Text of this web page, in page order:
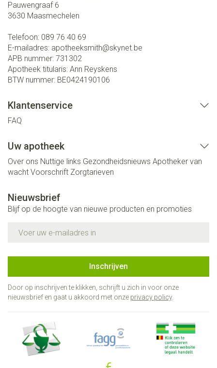
Pauwengraaf 6
3630 Maasmechelen
Telefoon: 089 76 40 69
E-mailadres: apotheeksmith@skynet.be
APB nummer: 731302
Apotheek titularis: Ann Reyskens
BTW nummer: BE0424190106
Klantenservice
FAQ
Uw apotheek
Over ons Nuttige links Gezondheidsnieuws Apotheker van
wacht Voorschrift Zorgtarieven
Nieuwsbrief
Blijf op de hoogte van nieuwe producten en promoties
Inschrijven
Door op inschrijven te klikken, schrijft u zich in voor onze
nieuwsbrief en gaat u akkoord met onze privacy policy.